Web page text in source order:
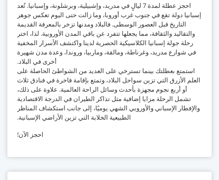
احجز عطلة لمدة 7 ليالٍ في مدريد، وإشبيلية، وبرشلونة، وإسبانيا. تُعد
إسبانيا دولة تقع في جنوب غرب أوروبا، وما زالت حتى اليوم تعكس جوهر
التاريخ قبل العصور الوسطى. فالبلاد ومدنها تزخر بالمعرفة القديمة
والتقاليد والثقافة، مما يجعلها تتفرد عن باقي المدن الأوروبية. لذا، اختر
رحلة جولة إسبانيا الكلاسيكية الحصرية لدينا واكتشف الأسرار المخفية
في شوارع مدريد، وغرناطة، ومالقة، وماربيا، وروندا، وعدة مدن شهيرة
أخرى في البلاد.
استمتع بعطلتك بينما تسترخي على العديد من الشواطئ الحاصلة على
العلم الأزرق التي تزين سواحل البلاد، وتمتع بإقامة فاخرة في فنادق ثلاث
أو أربع نجوم مجهزة بأحدث وسائل الراحة العالمية. علاوة على ذلك،
تشمل الرحلة مزايا إضافية مثل تذاكر الطيران في الدرجة الاقتصادية
والإفطار الإسباني والأوروبي الشهي يوميًا، إلى جانب استكشاف المناظر
الطبيعية الخلابة التي تزين الأراضي الإسبانية.
احجز الآن!